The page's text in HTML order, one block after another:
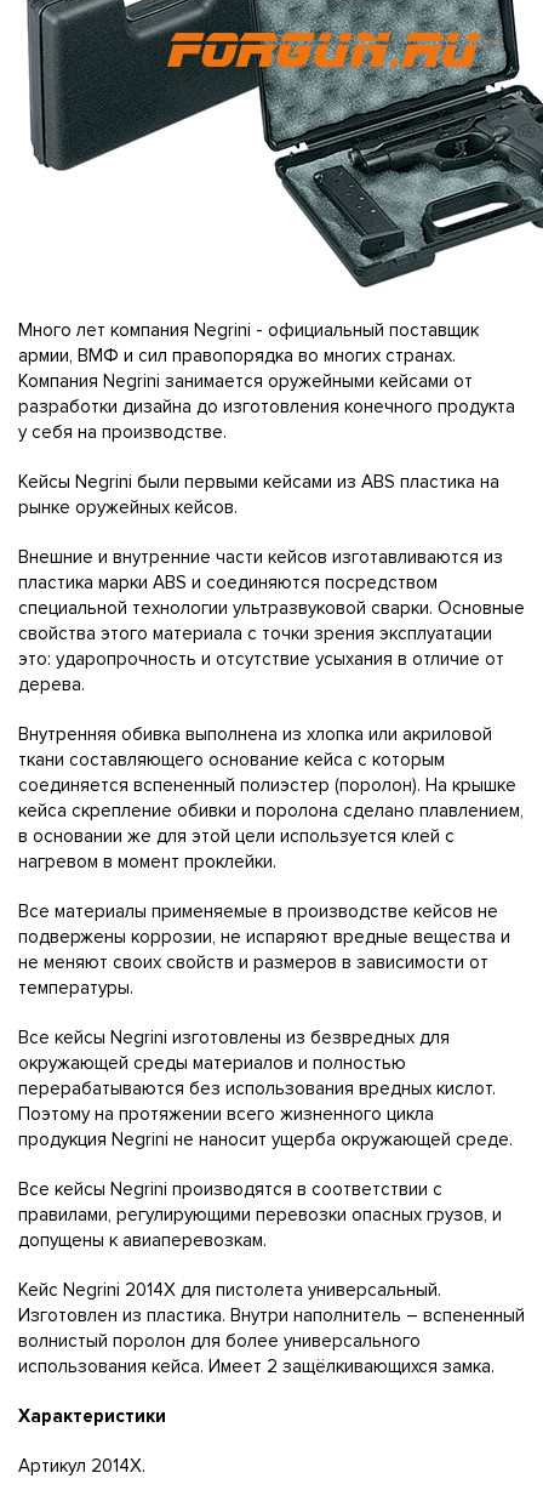
Много лет компания Negrini - официальный поставщик
армии, ВМФ и сил правопорядка во многих странах.
Компания Negrini занимается оружейными кейсами от
разработки дизайна до изготовления конечного продукта
у себя на производстве.
Кейсы Negrini были первыми кейсами из ABS пластика на
рынке оружейных кейсов.
Внешние и внутренние части кейсов изготавливаются из
пластика марки ABS и соединяются посредством
специальной технологии ультразвуковой сварки. Основные
свойства этого материала с точки зрения эксплуатации
это: ударопрочность и отсутствие усыхания в отличие от
дерева.
Внутренняя обивка выполнена из хлопка или акриловой
ткани составляющего основание кейса с которым
соединяется вспененный полиэстер (поролон). На крышке
кейса скрепление обивки и поролона сделано плавлением,
в основании же для этой цели используется клей с
нагревом в момент проклейки.
Все материалы применяемые в производстве кейсов не
подвержены коррозии, не испаряют вредные вещества и
не меняют своих свойств и размеров в зависимости от
температуры.
Все кейсы Negrini изготовлены из безвредных для
окружающей среды материалов и полностью
перерабатываются без использования вредных кислот.
Поэтому на протяжении всего жизненного цикла
продукция Negrini не наносит ущерба окружающей среде.
Все кейсы Negrini производятся в соответствии с
правилами, регулирующими перевозки опасных грузов, и
допущены к авиаперевозкам.
Кейс Negrini 2014X для пистолета универсальный.
Изготовлен из пластика. Внутри наполнитель – вспененный
волнистый поролон для более универсального
использования кейса. Имеет 2 защёлкивающихся замка.
Характеристики
Артикул 2014X.